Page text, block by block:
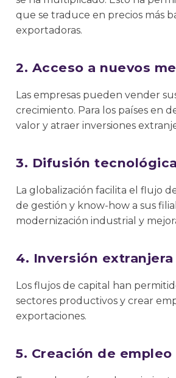
que se traduce en precios más
exportadoras.
2. Acceso a nuevos
Las empresas pueden vender
crecimiento. Para los países en
valor y atraer inversiones
3. Difusión
La globalización facilita el flujo
de gestión y know-how a sus
modernización industrial y
4. Inversión
Los flujos de capital han
sectores productivos y crear
exportaciones.
5. Creación de